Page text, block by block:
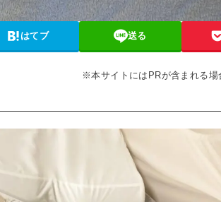
はてブ 送る
※本サイトにはPRが含まれる場